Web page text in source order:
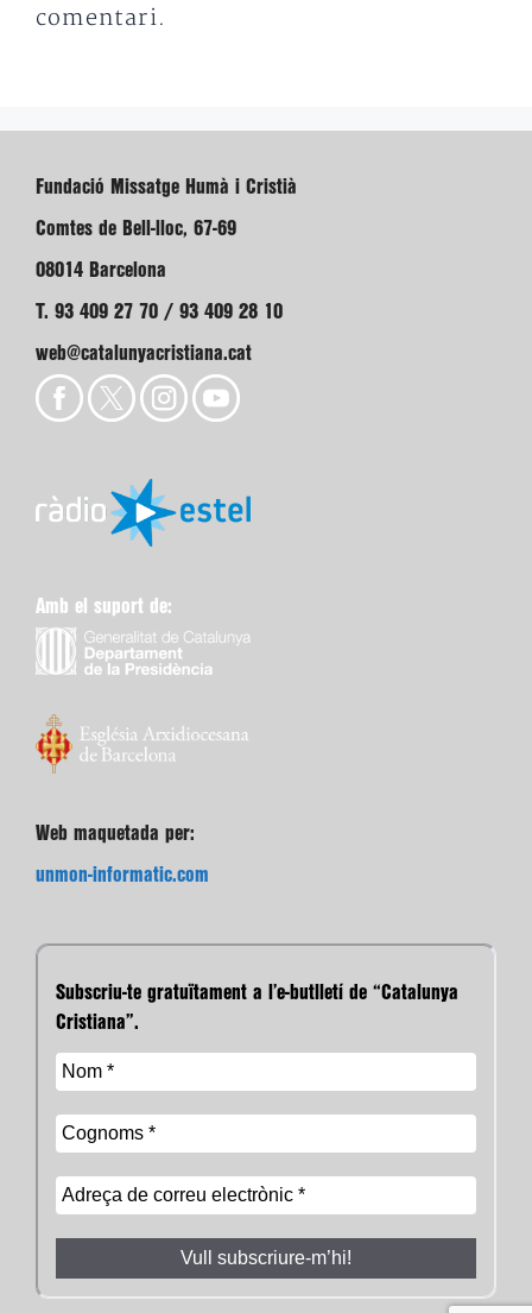
comentari.
Fundació Missatge Humà i Cristià
Comtes de Bell-lloc, 67-69
08014 Barcelona
T. 93 409 27 70 / 93 409 28 10
web@catalunyacristiana.cat
Amb el suport de:
Web maquetada per:
unmon-informatic.com
Subscriu-te gratuïtament a l’e-butlletí de “Catalunya
Cristiana”.